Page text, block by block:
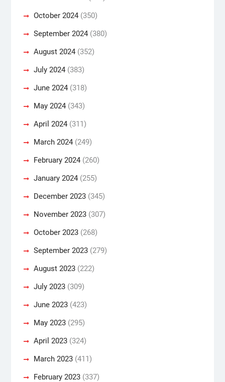
October 2024(350)
September 2024(380)
August 2024(352)
July 2024(383)
June 2024(318)
May 2024(343)
April 2024(311)
March 2024(249)
February 2024(260)
January 2024(255)
December 2023(345)
November 2023(307)
October 2023(268)
September 2023(279)
August 2023(222)
July 2023(309)
June 2023(423)
May 2023(295)
April 2023(324)
March 2023(411)
February 2023(337)